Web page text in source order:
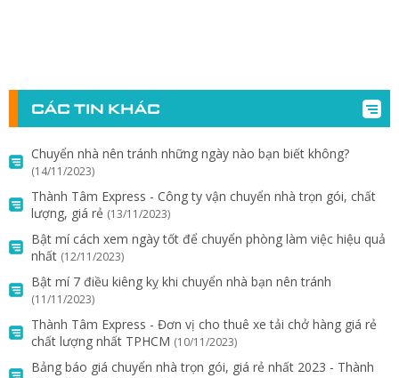
CÁC TIN KHÁC
Chuyển nhà nên tránh những ngày nào bạn biết không?
(14/11/2023)
Thành Tâm Express - Công ty vận chuyển nhà trọn gói, chất
lượng, giá rẻ (13/11/2023)
Bật mí cách xem ngày tốt để chuyển phòng làm việc hiệu quả
nhất (12/11/2023)
Bật mí 7 điều kiêng kỵ khi chuyển nhà bạn nên tránh
(11/11/2023)
Thành Tâm Express - Đơn vị cho thuê xe tải chở hàng giá rẻ
chất lượng nhất TPHCM (10/11/2023)
Bảng báo giá chuyển nhà trọn gói, giá rẻ nhất 2023 - Thành